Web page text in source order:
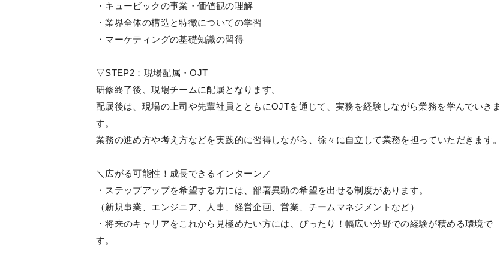
・キュービックの事業・価値観の理解
・業界全体の構造と特徴についての学習
・マーケティングの基礎知識の習得
▽STEP2：現場配属・OJT
研修終了後、現場チームに配属となります。
配属後は、現場の上司や先輩社員とともにOJTを通じて、実務を経験しながら業務を学んでいきま
す。
業務の進め方や考え方などを実践的に習得しながら、徐々に自立して業務を担っていただきます。
＼広がる可能性！成長できるインターン／
・ステップアップを希望する方には、部署異動の希望を出せる制度があります。
（新規事業、エンジニア、人事、経営企画、営業、チームマネジメントなど）
・将来のキャリアをこれから見極めたい方には、ぴったり！幅広い分野での経験が積める環境で
す。